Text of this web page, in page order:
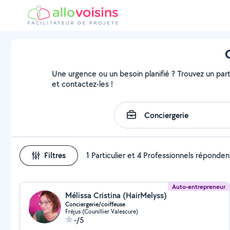
Une urgence ou un besoin planifié ? Trouvez un
et contactez-les !
Filtres 1 Particulier et 4 Professionnels
Auto-entrepreneur
Mélissa Cristina (HairMelyss)
Conciergerie/coiffeuse
Fréjus (Counillier Valescure)
-/5